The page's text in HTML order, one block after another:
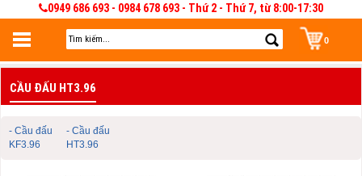
0949 686 693 - 0984 678 693 - Thứ 2 - Thứ 7, từ 8:00-17:30
0
Đăng nhập
Đăng nhập để lưu giỏ hàng 30 ngày. Có thể sửa và quản lý giỏ hàng và đơn
hàng
CẦU ĐẤU HT3.96
- Cầu đấu
KF3.96
- Cầu đấu
HT3.96